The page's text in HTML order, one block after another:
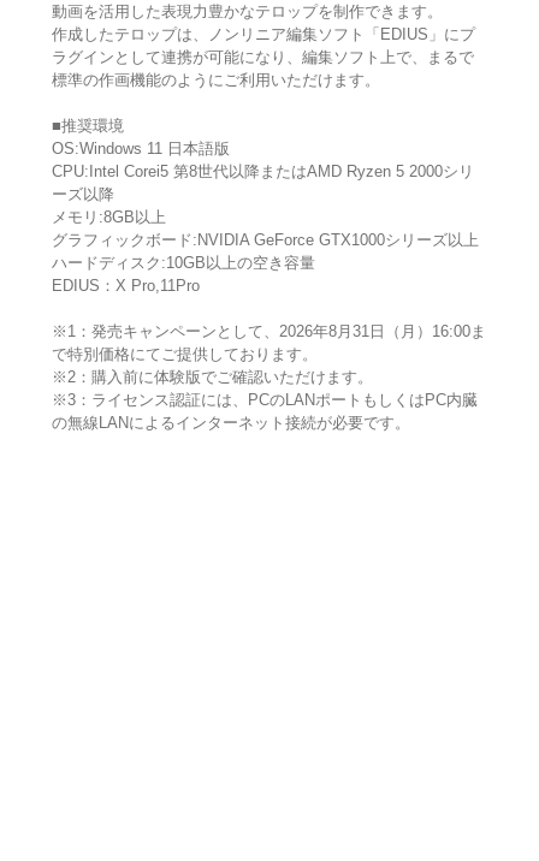
動画を活用した表現力豊かなテロップを制作できます。
作成したテロップは、ノンリニア編集ソフト「EDIUS」にプ
ラグインとして連携が可能になり、編集ソフト上で、まるで
標準の作画機能のようにご利用いただけます。
■推奨環境
OS:Windows 11 日本語版
CPU:Intel Corei5 第8世代以降またはAMD Ryzen 5 2000シリ
ーズ以降
メモリ:8GB以上
グラフィックボード:NVIDIA GeForce GTX1000シリーズ以上
ハードディスク:10GB以上の空き容量
EDIUS：X Pro,11Pro
※1：発売キャンペーンとして、2026年8月31日（月）16:00ま
で特別価格にてご提供しております。
※2：購入前に体験版でご確認いただけます。
※3：ライセンス認証には、PCのLANポートもしくはPC内臓
の無線LANによるインターネット接続が必要です。